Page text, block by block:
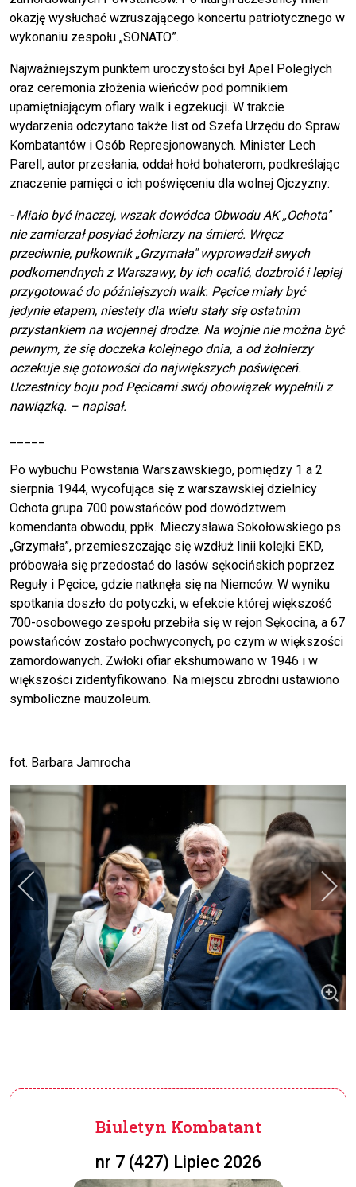
okazję wysłuchać wzruszającego koncertu patriotycznego w
wykonaniu zespołu „SONATO”.
Najważniejszym punktem uroczystości był Apel Poległych
oraz ceremonia złożenia wieńców pod pomnikiem
upamiętniającym ofiary walk i egzekucji. W trakcie
wydarzenia odczytano także list od Szefa Urzędu do Spraw
Kombatantów i Osób Represjonowanych. Minister Lech
Parell, autor przesłania, oddał hołd bohaterom, podkreślając
znaczenie pamięci o ich poświęceniu dla wolnej Ojczyzny:
- Miało być inaczej, wszak dowódca Obwodu AK „Ochota"
nie zamierzał posyłać żołnierzy na śmierć. Wręcz
przeciwnie, pułkownik „Grzymała" wyprowadził swych
podkomendnych z Warszawy, by ich ocalić, dozbroić i lepiej
przygotować do późniejszych walk. Pęcice miały być
jedynie etapem, niestety dla wielu stały się ostatnim
przystankiem na wojennej drodze. Na wojnie nie można być
pewnym, że się doczeka kolejnego dnia, a od żołnierzy
oczekuje się gotowości do największych poświęceń.
Uczestnicy boju pod Pęcicami swój obowiązek wypełnili z
nawiązką. – napisał.
Po wybuchu Powstania Warszawskiego, pomiędzy 1 a 2
sierpnia 1944, wycofująca się z warszawskiej dzielnicy
Ochota grupa 700 powstańców pod dowództwem
komendanta obwodu, ppłk. Mieczysława Sokołowskiego ps.
„Grzymała”, przemieszczając się wzdłuż linii kolejki EKD,
próbowała się przedostać do lasów sękocińskich poprzez
Reguły i Pęcice, gdzie natknęła się na Niemców. W wyniku
spotkania doszło do potyczki, w efekcie której większość
700-osobowego zespołu przebiła się w rejon Sękocina, a 67
powstańców zostało pochwyconych, po czym w większości
zamordowanych. Zwłoki ofiar ekshumowano w 1946 i w
większości zidentyfikowano. Na miejscu zbrodni ustawiono
symboliczne mauzoleum.
fot. Barbara Jamrocha
Biuletyn Kombatant
nr 7 (427) Lipiec 2026